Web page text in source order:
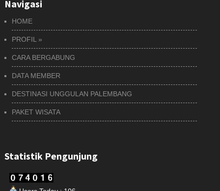
Navigasi
HOME
PROFIL »
CARA BERGABUNG
DATA MEMBER
DESTINASI UNGGULAN PALEMBANG
PAKET WISATA
Statistik Pengunjung